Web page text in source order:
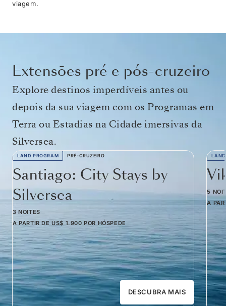
viagem.
Extensões pré e pós-cruzeiro
Explore destinos imperdíveis antes ou
depois da sua viagem com os Programas em
Terra ou Estadias na Cidade imersivas da
Silversea.
LAND PROGRAM PRÉ-CRUZEIRO
Santiago: City Stays by
Silversea
3 NOITES
A PARTIR DE US$ 1.900 POR HÓSPEDE
DESCUBRA MAIS
5
A